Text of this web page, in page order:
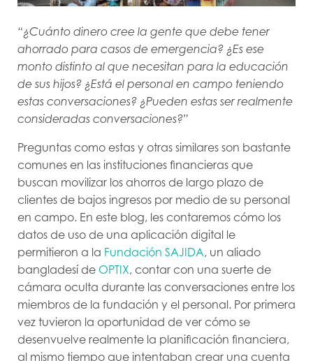
“¿Cuánto dinero cree la gente que debe tener
ahorrado para casos de emergencia? ¿Es ese
monto distinto al que necesitan para la educación
de sus hijos? ¿Está el personal en campo teniendo
estas conversaciones? ¿Pueden estas ser realmente
consideradas conversaciones?”
Preguntas como estas y otras similares son bastante
comunes en las instituciones financieras que
buscan movilizar los ahorros de largo plazo de
clientes de bajos ingresos por medio de su personal
en campo. En este blog, les contaremos cómo los
datos de uso de una aplicación digital le
permitieron a la Fundación SAJIDA, un aliado
bangladesí de OPTIX, contar con una suerte de
cámara oculta durante las conversaciones entre los
miembros de la fundación y el personal. Por primera
vez tuvieron la oportunidad de ver cómo se
desenvuelve realmente la planificación financiera,
al mismo tiempo que intentaban crear una cuenta